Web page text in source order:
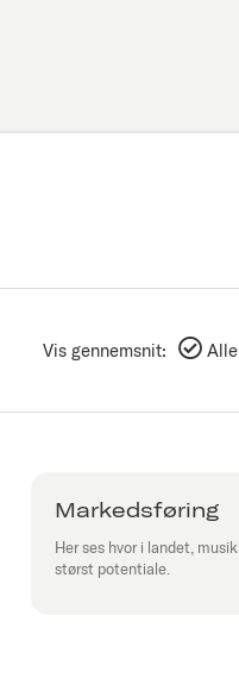
Vis gennemsnit:
Markedsføring
Her ses hvor i landet,
størst potentiale.